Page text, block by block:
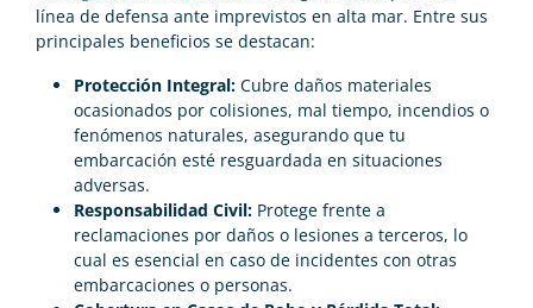
línea de defensa ante imprevistos en alta mar. Entre sus
principales beneficios se destacan:
Protección Integral: Cubre daños materiales
ocasionados por colisiones, mal tiempo, incendios o
fenómenos naturales, asegurando que tu
embarcación esté resguardada en situaciones
adversas.
Responsabilidad Civil: Protege frente a
reclamaciones por daños o lesiones a terceros, lo
cual es esencial en caso de incidentes con otras
embarcaciones o personas.